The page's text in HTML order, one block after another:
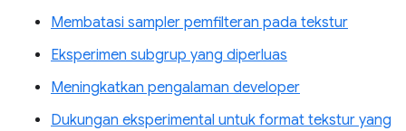
Membatasi sampler pemfilteran pada tekstur
Eksperimen subgrup yang diperluas
Meningkatkan pengalaman developer
Dukungan eksperimental untuk format tekstur yang